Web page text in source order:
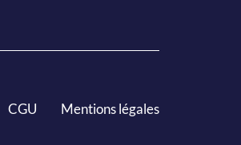
CGU Mentions légales